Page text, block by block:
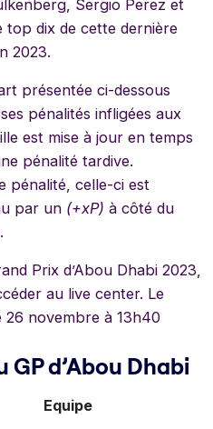
Sergio Perez et
top dix de cette dernière
2023.
présentée ci-dessous
pénalités infligées aux
est mise à jour en temps
pénalité tardive.
pénalité, celle-ci est
par un (+xP) à côté du
Prix d’Abou Dhabi 2023,
au live center. Le
26 novembre à 13h40
d’Abou Dhabi
Equipe